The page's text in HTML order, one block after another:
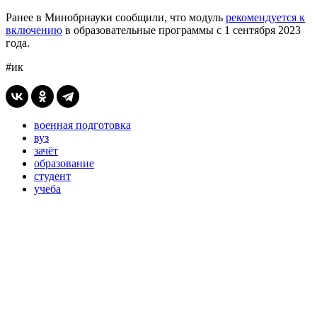
Ранее в Минобрнауки сообщили, что модуль рекомендуется к
включению в образовательные программы с 1 сентября 2023
года.
#ик
военная подготовка
вуз
зачёт
образование
студент
учеба